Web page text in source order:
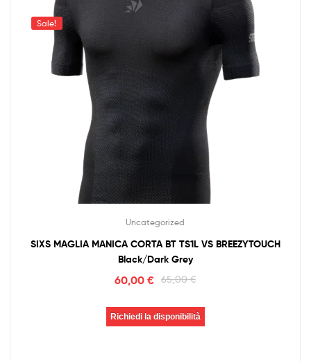
Sale!
Uncategorized
SIXS MAGLIA MANICA CORTA BT TS1L VS BREEZYTOUCH
Black/Dark Grey
65,00€
60,00€
Richiedi la disponibilità